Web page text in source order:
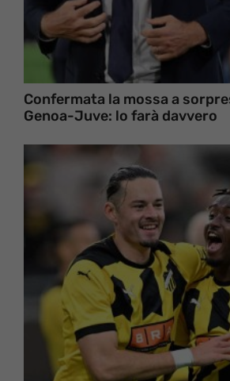
Confermata la mossa a
Genoa-Juve: lo farà davvero